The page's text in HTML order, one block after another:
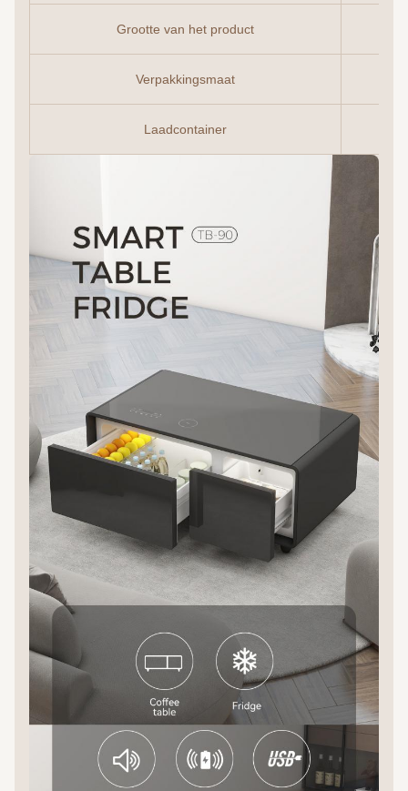
Grootte van het product
Verpakkingsmaat
Laadcontainer